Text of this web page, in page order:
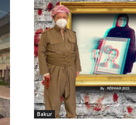
Bakur